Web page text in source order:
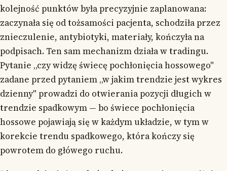
kolejność punktów była precyzyjnie zaplanowana:
zaczynała się od tożsamości pacjenta, schodziła przez
znieczulenie, antybiotyki, materiały, kończyła na
podpisach. Ten sam mechanizm działa w tradingu.
Pytanie „czy widzę świecę pochłonięcia hossowego"
zadane przed pytaniem „w jakim trendzie jest wykres
dzienny" prowadzi do otwierania pozycji długich w
trendzie spadkowym — bo świece pochłonięcia
hossowe pojawiają się w każdym układzie, w tym w
korekcie trendu spadkowego, która kończy się
powrotem do główego ruchu.